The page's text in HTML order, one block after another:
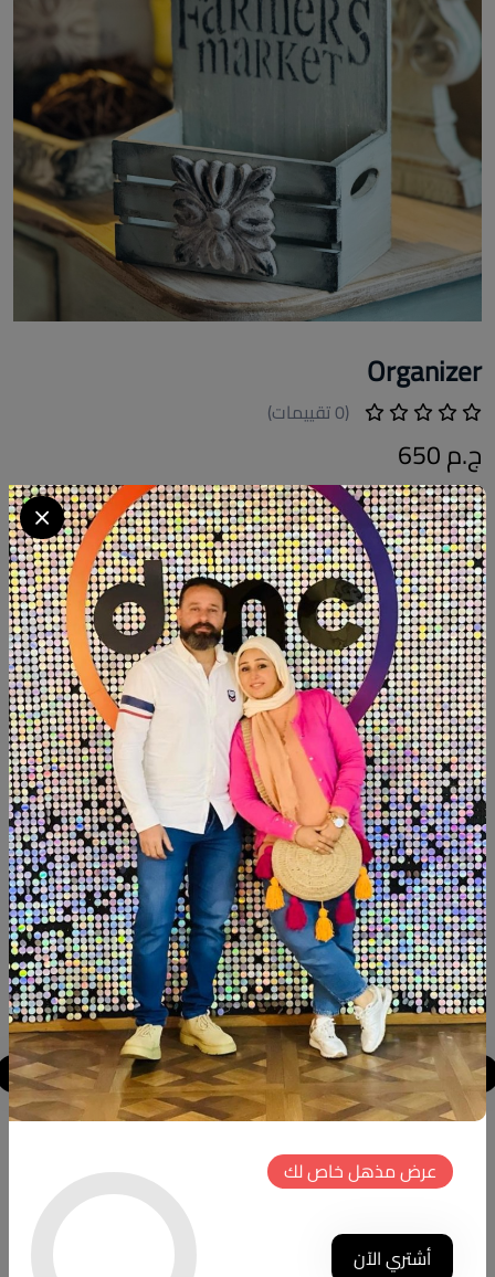
Organizer
(0 تقييمات)
ج.م 650
كود المنتج:OO.Fh005
التوافر:غير متاح
تصنيف:ديكور
شارك:
وصف التقييمات (0)
منتجات شبيهة
جديد
كود المنتج:CN.NT04
12000 ج.م
جديد
كود المنتج:HOME003
(0 تقييمات)
عرض مذهل خاص لك
أشتري الآن